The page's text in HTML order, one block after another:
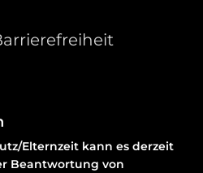
Elternzeit kann es derzeit
Beantwortung von